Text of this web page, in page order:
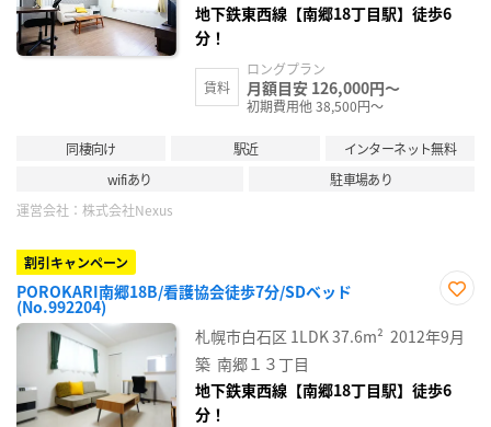
地下鉄東西線【南郷18丁目駅】徒歩6
分！
賃料
ロングプラン
月額目安 126,000円～
初期費用他 38,500円～
同棲向け 駅近
インターネット無料
wifiあり
駐車場あり
運営会社： 株式会社Nexus
割引キャンペーン
POROKARI南郷18B/看護協会徒歩7分/SDベッド
(No.992204)
に入
り登
札幌市白石区 1LDK37.6m² 2012年9月
築 南郷１３丁目
地下鉄東西線【南郷18丁目駅】徒歩6
分！